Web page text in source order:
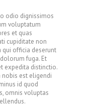
odio dignissimos
voluptatum
et quas
cupiditate non
qui officia deserunt
fuga. Et
expedita distinctio.
est eligendi
id quod
omnis voluptas